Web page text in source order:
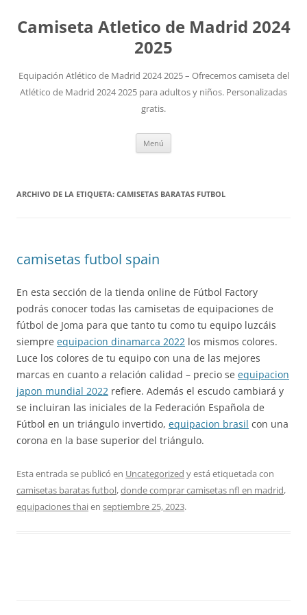
Camiseta Atletico de Madrid 2024
2025
Equipación Atlético de Madrid 2024 2025 – Ofrecemos camiseta del
Atlético de Madrid 2024 2025 para adultos y niños. Personalizadas
gratis.
Menú
ARCHIVO DE LA ETIQUETA: CAMISETAS BARATAS FUTBOL
camisetas futbol spain
En esta sección de la tienda online de Fútbol Factory
podrás conocer todas las camisetas de equipaciones de
fútbol de Joma para que tanto tu como tu equipo luzcáis
siempre equipacion dinamarca 2022 los mismos colores.
Luce los colores de tu equipo con una de las mejores
marcas en cuanto a relación calidad – precio se equipacion
japon mundial 2022 refiere. Además el escudo cambiará y
se incluiran las iniciales de la Federación Española de
Fútbol en un triángulo invertido, equipacion brasil con una
corona en la base superior del triángulo.
Esta entrada se publicó en Uncategorized y está etiquetada con
camisetas baratas futbol,donde comprar camisetas nfl en madrid,
equipaciones thaien septiembre 25, 2023.